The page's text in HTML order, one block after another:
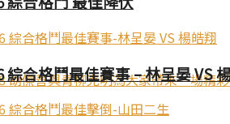
綜合格鬥最佳賽事 – 林呈晏 VS